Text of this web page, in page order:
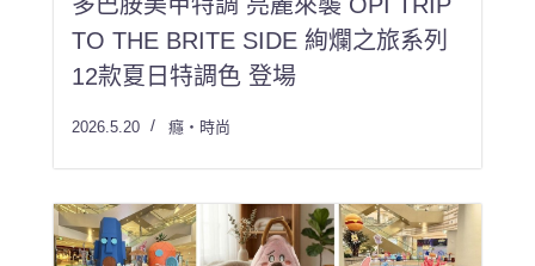
TO THE BRITE SIDE 絢爛之旅系列
12款夏日特調色 登場
2026.5.20 癮・時尚